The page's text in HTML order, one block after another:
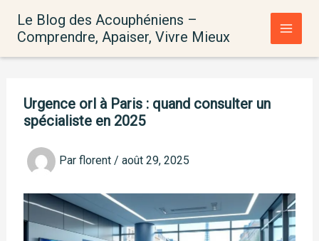
contenu
Le Blog des Acouphéniens –
Comprendre, Apaiser, Vivre Mieux
Urgence orl à Paris : quand consulter un
spécialiste en 2025
Par florent / août 29, 2025